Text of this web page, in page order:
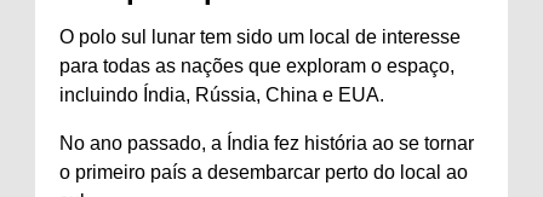
O polo sul lunar tem sido um local de interesse
para todas as nações que exploram o espaço,
incluindo Índia, Rússia, China e EUA.
No ano passado, a Índia fez história ao se tornar
o primeiro país a desembarcar perto do local ao